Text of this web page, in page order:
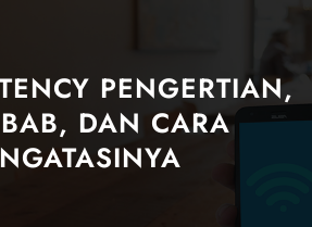
PENGERTIAN,
DAN CARA